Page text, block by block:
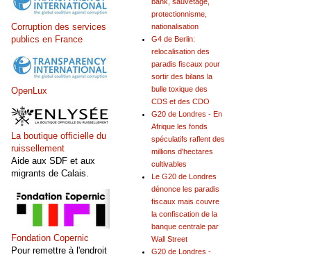
protectionnisme,
nationalisation
G4 de Berlin:
relocalisation des
paradis fiscaux pour
sortir des bilans la
bulle toxique des
CDS et des CDO
G20 de Londres - En
Afrique les fonds
spéculatifs raflent des
millions d'hectares
cultivables
Le G20 de Londres
dénonce les paradis
fiscaux mais couvre
la confiscation de la
banque centrale par
Wall Street
G20 de Londres -
Corruption des services
publics en France
OpenLux
La boutique officielle du
ruissellement
Aide aux SDF et aux
migrants de Calais.
Fondation Copernic
Pour remettre à l'endroit